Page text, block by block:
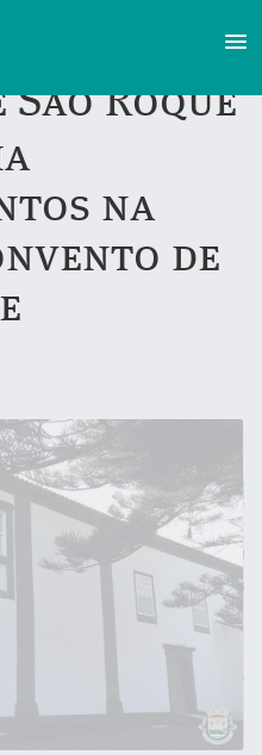
São Roque
na
de